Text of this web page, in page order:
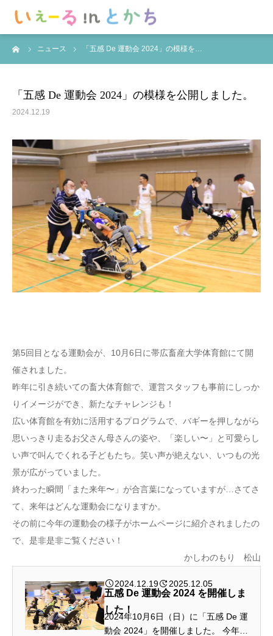
ニュース 「五感 De 運動会 2024」の模様を…
「五感 De 運動会 2024」の模様を公開しました。
2024.12.19
第5回目となる運動会が、10月6日に帯広畜産大学体育館にて開
催されました。
昨年に引き続いての畜大体育館で、運営スタッフも事前にしっか
りイメージができ、新たなチャレンジも！
広い体育館を有効に活用するプログラムで、バギーを押しながら
思いっきり走るお父さん母さんの姿や、「楽しい〜」と可愛らし
い声で叫んでくれる子どもたち。笑い声が絶えない、いつもの光
景が広がっていました。
終わった瞬間「また来年〜」が合言葉になっていますが…さてさ
て、来年はどんな運動会になりますか。
その前に今年の運動会の様子がホームページに紹介されましたの
で、是非是非ご覧ください！
かしわのもり 松山
2024.12.19 2025.12.05
五感 De 運動会 2024 を開催しま
した！
2024年10月6日（日）に「五感 De 運
動会 2024」を開催しました。 今年で
ホーム
いぇーる in とかち
活動記録
サポート